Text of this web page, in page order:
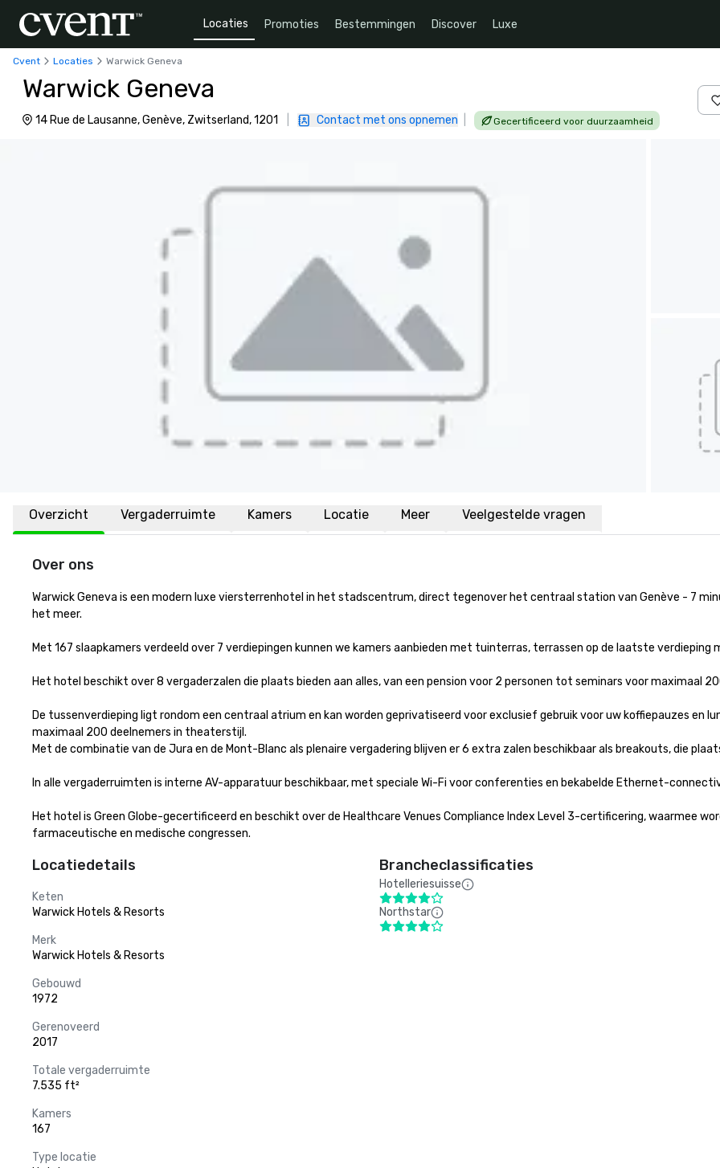
Locaties Promoties Bestemmingen Discover Luxe
Cvent Locaties Warwick Geneva
Warwick Geneva
14 Rue de Lausanne, Genève, Zwitserland, 1201 Contact met ons opnemen Gecertificeerd voor duurzaamheid
Overzicht Vergaderruimte Kamers Locatie Meer Veelgestelde vragen
Over ons
Warwick Geneva is een modern luxe viersterrenhotel in het stadscentrum, direct tegenover het centraal station van Genève - 7
het meer.
Met 167 slaapkamers verdeeld over 7 verdiepingen kunnen we kamers aanbieden met tuinterras, terrassen op de laatste
Het hotel beschikt over 8 vergaderzalen die plaats bieden aan alles, van een pension voor 2 personen tot seminars voor maximaal
De tussenverdieping ligt rondom een centraal atrium en kan worden geprivatiseerd voor exclusief gebruik voor uw koffiepauzes en
maximaal 200 deelnemers in theaterstijl.
Met de combinatie van de Jura en de Mont-Blanc als plenaire vergadering blijven er 6 extra zalen beschikbaar als breakouts, die
In alle vergaderruimten is interne AV-apparatuur beschikbaar, met speciale Wi-Fi voor conferenties en bekabelde Ethernet-
Het hotel is Green Globe-gecertificeerd en beschikt over de Healthcare Venues Compliance Index Level 3-certificering, waarmee
farmaceutische en medische congressen.
Locatiedetails
Keten
Warwick Hotels & Resorts
Merk
Warwick Hotels & Resorts
Gebouwd
1972
Gerenoveerd
2017
Totale vergaderruimte
7.535 ft²
Kamers
167
Type locatie
Brancheclassificaties
Hotelleriesuisse
Northstar